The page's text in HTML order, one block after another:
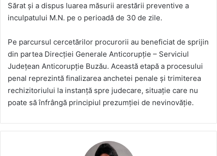
Sărat și a dispus luarea măsurii arestării preventive a
inculpatului M.N. pe o perioadă de 30 de zile.
Pe parcursul cercetărilor procurorii au beneficiat de sprijin
din partea Direcției Generale Anticorupție – Serviciul
Județean Anticorupție Buzău. Această etapă a procesului
penal reprezintă finalizarea anchetei penale și trimiterea
rechizitoriului la instanță spre judecare, situație care nu
poate să înfrângă principiul prezumției de nevinovăție.